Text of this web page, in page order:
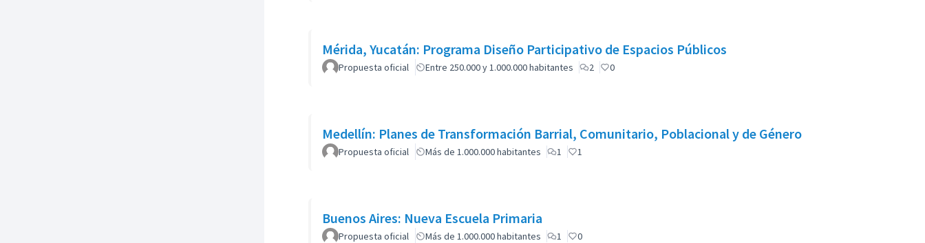
Mérida, Yucatán: Programa Diseño Participativo de Espacios Públicos
Propuesta oficial Entre 250.000 y 1.000.000 habitantes 2 0
Medellín: Planes de Transformación Barrial, Comunitario, Poblacional y de Género
Propuesta oficial Más de 1.000.000 habitantes 1 1
Buenos Aires: Nueva Escuela Primaria
Propuesta oficial Más de 1.000.000 habitantes 1 0